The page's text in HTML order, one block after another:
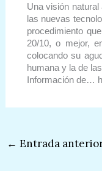
Una visión
las nuevas
procedimiento
20/10, o mejor,
colocando su
humana y la de
Información de…
← Entrada